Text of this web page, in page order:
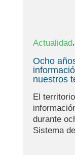
Actualidad,
Ocho
nuestros
El
durante
Sistema